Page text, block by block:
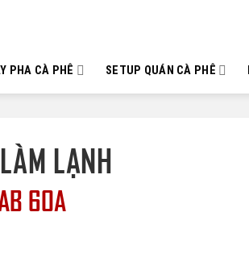
PHA CÀ PHÊ SETUP QUÁN CÀ PHÊ
LẠNH
60A